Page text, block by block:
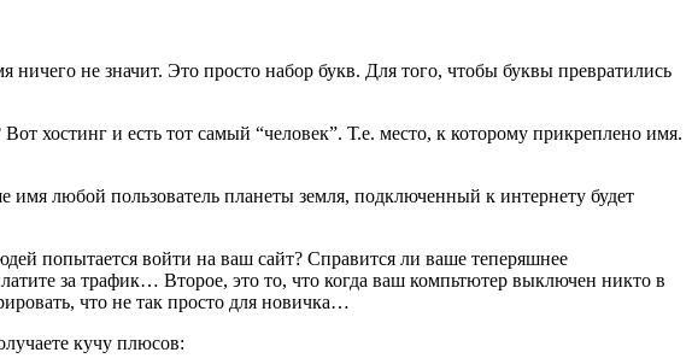
не значит. Это просто набор букв. Для того, чтобы буквы превратились
хостинг и есть тот самый “человек”. Т.е. место, к которому прикреплено имя.
имя любой пользователь планеты земля, подключенный к интернету будет
попытается войти на ваш сайт? Справится ли ваше теперяшнее
за трафик… Второе, это то, что когда ваш компьтютер выключен никто в
что не так просто для новичка…
кучу плюсов: